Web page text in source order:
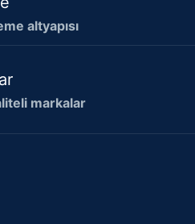
altyapısı
markalar